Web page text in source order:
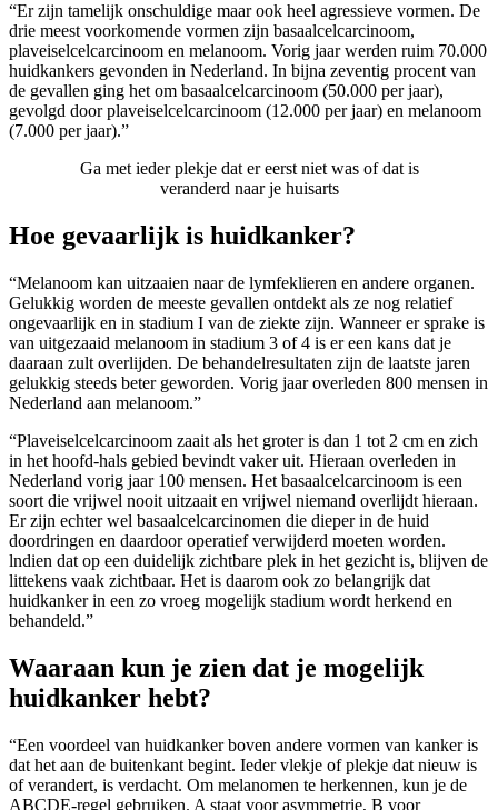
“Er zijn tamelijk onschuldige maar ook heel agressieve vormen. De
drie meest voorkomende vormen zijn basaalcelcarcinoom,
plaveiselcelcarcinoom en melanoom. Vorig jaar werden ruim 70.000
huidkankers gevonden in Nederland. In bijna zeventig procent van
de gevallen ging het om basaalcelcarcinoom (50.000 per jaar),
gevolgd door plaveiselcelcarcinoom (12.000 per jaar) en melanoom
(7.000 per jaar).”
Ga met ieder plekje dat er eerst niet was of dat is
veranderd naar je huisarts
Hoe gevaarlijk is huidkanker?
“Melanoom kan uitzaaien naar de lymfeklieren en andere organen.
Gelukkig worden de meeste gevallen ontdekt als ze nog relatief
ongevaarlijk en in stadium I van de ziekte zijn. Wanneer er sprake is
van uitgezaaid melanoom in stadium 3 of 4 is er een kans dat je
daaraan zult overlijden. De behandelresultaten zijn de laatste jaren
gelukkig steeds beter geworden. Vorig jaar overleden 800 mensen in
Nederland aan melanoom.”
“Plaveiselcelcarcinoom zaait als het groter is dan 1 tot 2 cm en zich
in het hoofd-hals gebied bevindt vaker uit. Hieraan overleden in
Nederland vorig jaar 100 mensen. Het basaalcelcarcinoom is een
soort die vrijwel nooit uitzaait en vrijwel niemand overlijdt hieraan.
Er zijn echter wel basaalcelcarcinomen die dieper in de huid
doordringen en daardoor operatief verwijderd moeten worden.
lndien dat op een duidelijk zichtbare plek in het gezicht is, blijven de
littekens vaak zichtbaar. Het is daarom ook zo belangrijk dat
huidkanker in een zo vroeg mogelijk stadium wordt herkend en
behandeld.”
Waaraan kun je zien dat je mogelijk
huidkanker hebt?
“Een voordeel van huidkanker boven andere vormen van kanker is
dat het aan de buitenkant begint. Ieder vlekje of plekje dat nieuw is
of verandert, is verdacht. Om melanomen te herkennen, kun je de
ABCDE-regel gebruiken. A staat voor asymmetrie, B voor